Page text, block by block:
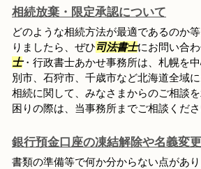
相続放棄・限定承認について
どのような相続方法が最適であるのか
りましたら、ぜひ司法書士にお問い合
士・行政書士あかせ事務所は、札幌を
別市、石狩市、千歳市など北海道全域
相続に関して、みなさまからのご相談
困りの際は、当事務所までご相談くだ
銀行預金口座の凍結解除や名義変
書類の準備等で何か分からない点があ